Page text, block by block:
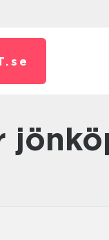
se